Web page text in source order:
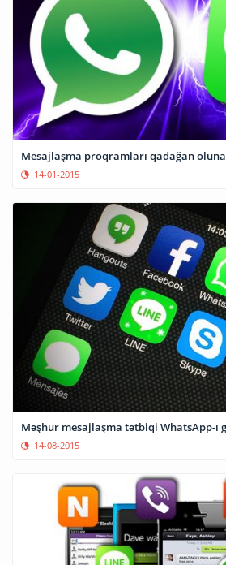
Mesajlaşma proqramları qadağan
14-01-2015
Məşhur mesajlaşma tətbiqi WhatsApp-ı
14-08-2015